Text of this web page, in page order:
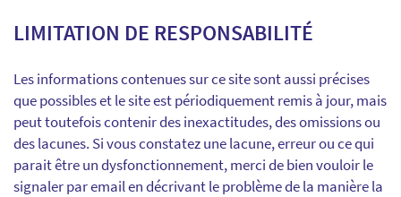
LIMITATION DE RESPONSABILITÉ
Les informations contenues sur ce site sont aussi précises
que possibles et le site est périodiquement remis à jour, mais
peut toutefois contenir des inexactitudes, des omissions ou
des lacunes. Si vous constatez une lacune, erreur ou ce qui
parait être un dysfonctionnement, merci de bien vouloir le
signaler par email en décrivant le problème de la manière la